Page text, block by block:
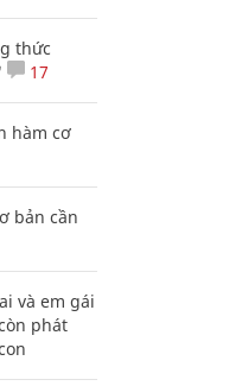
thức
17
hàm cơ
bản cần
và em gái
phát